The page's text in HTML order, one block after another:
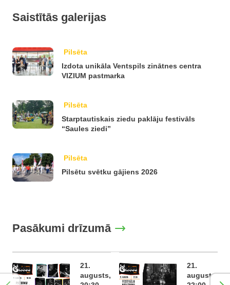
Saistītās galerijas
Pilsēta
Izdota unikāla Ventspils zinātnes centra
VIZIUM pastmarka
Pilsēta
Starptautiskais ziedu paklāju festivāls
“Saules ziedi”
Pilsēta
Pilsētu svētku gājiens 2026
Pasākumi drīzumā
21.
augusts,
21.
augusts,